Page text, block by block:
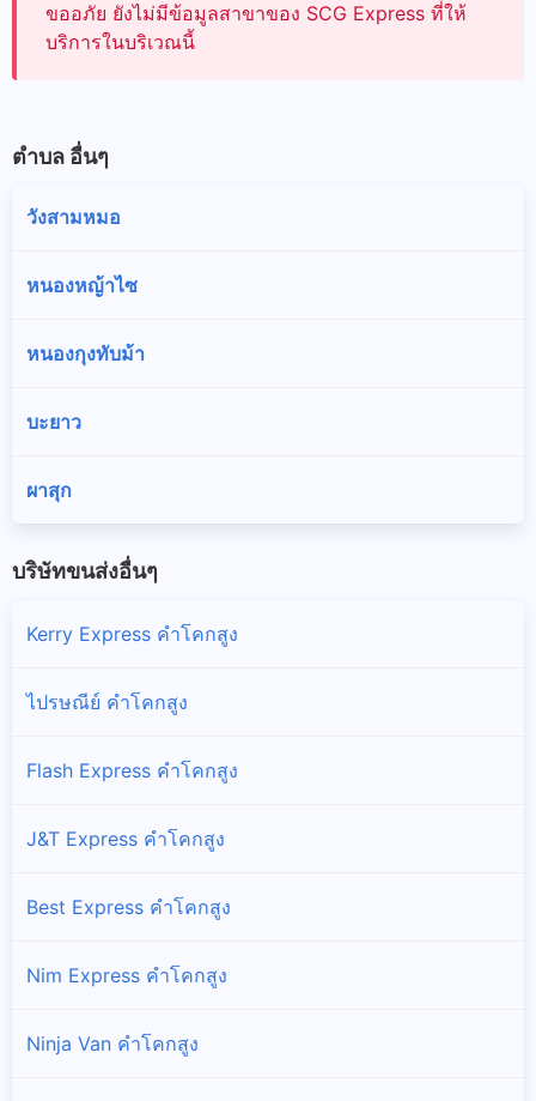
ขออภัย ยังไม่มีข้อมูลสาขาของ SCG Express ที่ให้
บริการในบริเวณนี้
ตำบล อื่นๆ
วังสามหมอ
หนองหญ้าไซ
หนองกุงทับม้า
บะยาว
ผาสุก
บริษัทขนส่งอื่นๆ
Kerry Express คำโคกสูง
ไปรษณีย์ คำโคกสูง
Flash Express คำโคกสูง
J&T Express คำโคกสูง
Best Express คำโคกสูง
Nim Express คำโคกสูง
Ninja Van คำโคกสูง